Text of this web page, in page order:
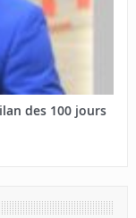
des 100 jours